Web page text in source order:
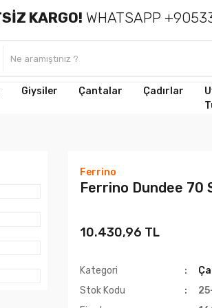
KARGO! WHATSAPP
Giysiler Çantalar Çadırlar
Ferrino
Ferrino Dundee 70
10.430,96 TL
Kategori
Stok Kodu